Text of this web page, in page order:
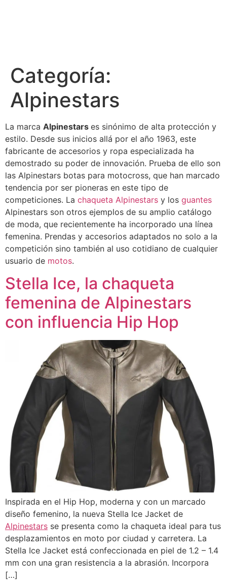
Categoría:
Alpinestars
La marca Alpinestars es sinónimo de alta protección y
estilo. Desde sus inicios allá por el año 1963, este
fabricante de accesorios y ropa especializada ha
demostrado su poder de innovación. Prueba de ello son
las Alpinestars botas para motocross, que han marcado
tendencia por ser pioneras en este tipo de
competiciones. La chaqueta Alpinestars y los guantes
Alpinestars son otros ejemplos de su amplio catálogo
de moda, que recientemente ha incorporado una línea
femenina. Prendas y accesorios adaptados no solo a la
competición sino también al uso cotidiano de cualquier
usuario de motos.
Stella Ice, la chaqueta
femenina de Alpinestars
con influencia Hip Hop
Inspirada en el Hip Hop, moderna y con un marcado
diseño femenino, la nueva Stella Ice Jacket de
Alpinestars se presenta como la chaqueta ideal para tus
desplazamientos en moto por ciudad y carretera. La
Stella Ice Jacket está confeccionada en piel de 1.2 – 1.4
mm con una gran resistencia a la abrasión. Incorpora
[…]